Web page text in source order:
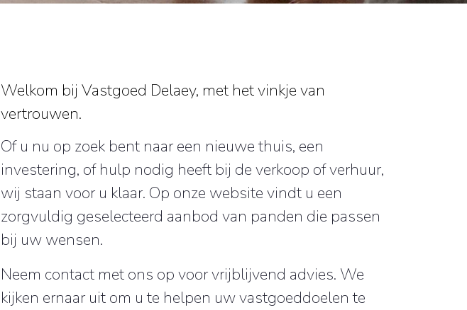
Welkom bij Vastgoed Delaey, met het vinkje van
vertrouwen.
Of u nu op zoek bent naar een nieuwe thuis, een
investering, of hulp nodig heeft bij de verkoop of verhuur,
wij staan voor u klaar. Op onze website vindt u een
zorgvuldig geselecteerd aanbod van panden die passen
bij uw wensen.
Neem contact met ons op voor vrijblijvend advies. We
kijken ernaar uit om u te helpen uw vastgoeddoelen te